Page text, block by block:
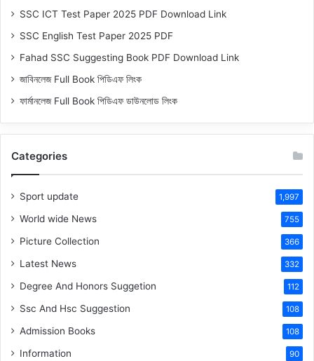
SSC ICT Test Paper 2025 PDF Download Link
SSC English Test Paper 2025 PDF
Fahad SSC Suggesting Book PDF Download Link
জাবিনলেজ Full Book পিডিএফ লিংক
ফার্মানলেজ Full Book পিডিএফ ডাউনলোড লিংক
Categories
Sport update 1,997
World wide News 755
Picture Collection 366
Latest News 332
Degree And Honors Suggetion 112
Ssc And Hsc Suggestion 108
Admission Books 108
Information 90